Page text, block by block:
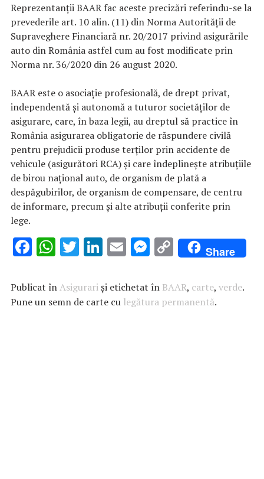
Reprezentanţii BAAR fac aceste precizări referindu-se la
prevederile art. 10 alin. (11) din Norma Autorităţii de
Supraveghere Financiară nr. 20/2017 privind asigurările
auto din România astfel cum au fost modificate prin
Norma nr. 36/2020 din 26 august 2020.
BAAR este o asociaţie profesională, de drept privat,
independentă şi autonomă a tuturor societăţilor de
asigurare, care, în baza legii, au dreptul să practice în
România asigurarea obligatorie de răspundere civilă
pentru prejudicii produse terţilor prin accidente de
vehicule (asigurători RCA) şi care îndeplineşte atribuţiile
de birou naţional auto, de organism de plată a
despăgubirilor, de organism de compensare, de centru
de informare, precum şi alte atribuţii conferite prin
lege.
F
e
b
W
at
s
T
it
te
Li
k
e
E
ai
l
M
se
n
C
o
p
y
Share
Publicat înAsigurariși etichetat în BAAR, carte, verde.
Pune un semn de carte cu legătura permanentă.